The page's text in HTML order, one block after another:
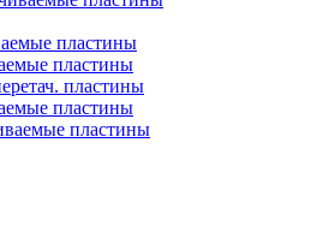
пластины
пластины
пластины
пластины
пластины